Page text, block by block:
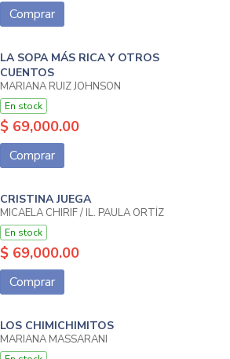
Comprar
LA SOPA MÁS RICA Y OTROS
CUENTOS
MARIANA RUIZ JOHNSON
En stock
$ 69,000.00
Comprar
CRISTINA JUEGA
MICAELA CHIRIF / IL. PAULA ORTÍZ
En stock
$ 69,000.00
Comprar
LOS CHIMICHIMITOS
MARIANA MASSARANI